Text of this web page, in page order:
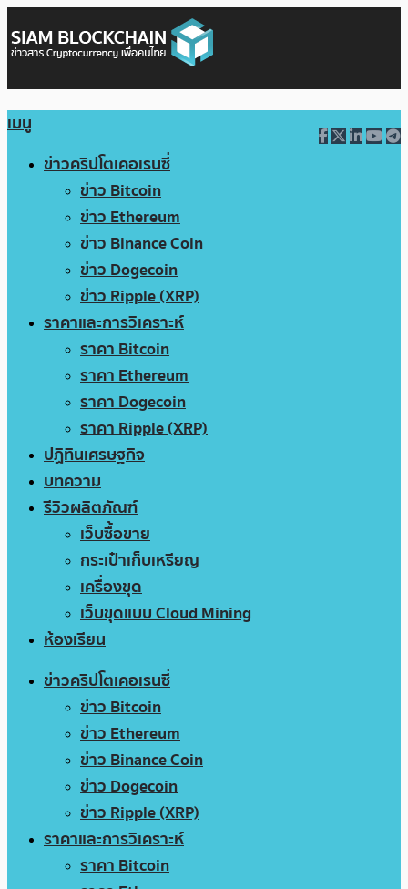
เมนู
ข่าวคริปโตเคอเรนซี่
ข่าว Bitcoin
ข่าว Ethereum
ข่าว Binance Coin
ข่าว Dogecoin
ข่าว Ripple (XRP)
ราคาและการวิเคราะห์
ราคา Bitcoin
ราคา Ethereum
ราคา Dogecoin
ราคา Ripple (XRP)
ปฏิทินเศรษฐกิจ
บทความ
รีวิวผลิตภัณฑ์
เว็บซื้อขาย
กระเป๋าเก็บเหรียญ
เครื่องขุด
เว็บขุดแบบ Cloud Mining
ห้องเรียน
ข่าวคริปโตเคอเรนซี่
ข่าว Bitcoin
ข่าว Ethereum
ข่าว Binance Coin
ข่าว Dogecoin
ข่าว Ripple (XRP)
ราคาและการวิเคราะห์
ราคา Bitcoin